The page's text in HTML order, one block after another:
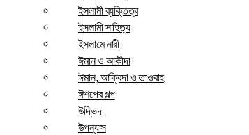
ইসলামী ব্যক্তিত্ব
ইসলামী সাহিত্য
ইসলামে নারী
ঈমান ও আকীদা
ঈমান, আক্বিদা ও তাওবাহ
ঈশপের গল্প
উদ্ভিদ
উপন্যাস